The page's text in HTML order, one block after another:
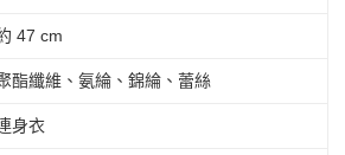
47 cm
酯纖維、氨綸、錦綸、蕾絲
身衣